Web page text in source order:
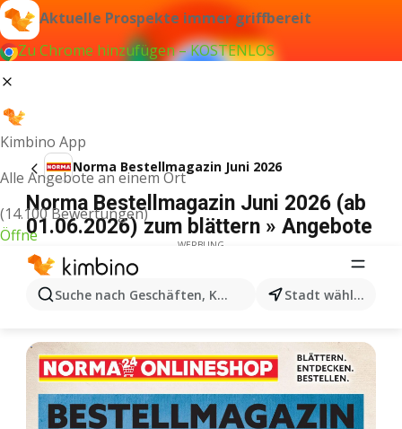
Aktuelle Prospekte immer griffbereit
Zu Chrome hinzufügen – KOSTENLOS
Kimbino App
Alle Angebote an einem Ort
(14.100 Bewertungen)
Öffne
Suche nach Geschäften, Kategorien, Produkten...
Stadt wählen
Norma Bestellmagazin Juni 2026
Norma Bestellmagazin Juni 2026 (ab
01.06.2026) zum blättern » Angebote
WERBUNG